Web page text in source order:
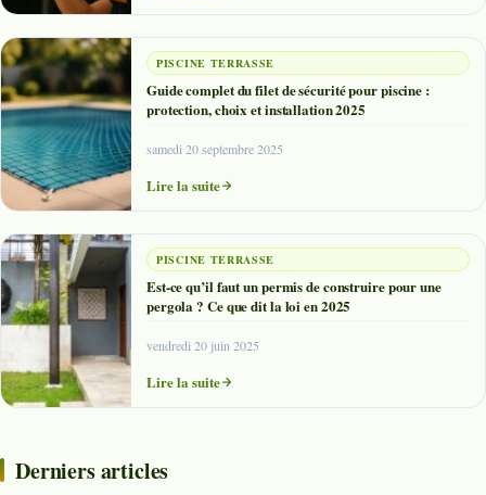
PISCINE TERRASSE
Guide complet du filet de sécurité pour piscine :
protection, choix et installation 2025
samedi 20 septembre 2025
Lire la suite
PISCINE TERRASSE
Est-ce qu’il faut un permis de construire pour une
pergola ? Ce que dit la loi en 2025
vendredi 20 juin 2025
Lire la suite
Derniers articles